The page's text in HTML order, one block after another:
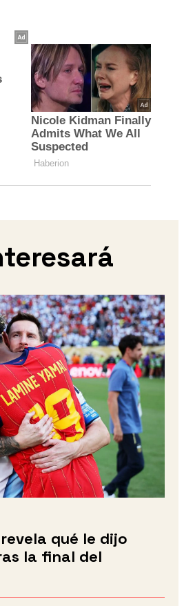
qué le dijo
la final del